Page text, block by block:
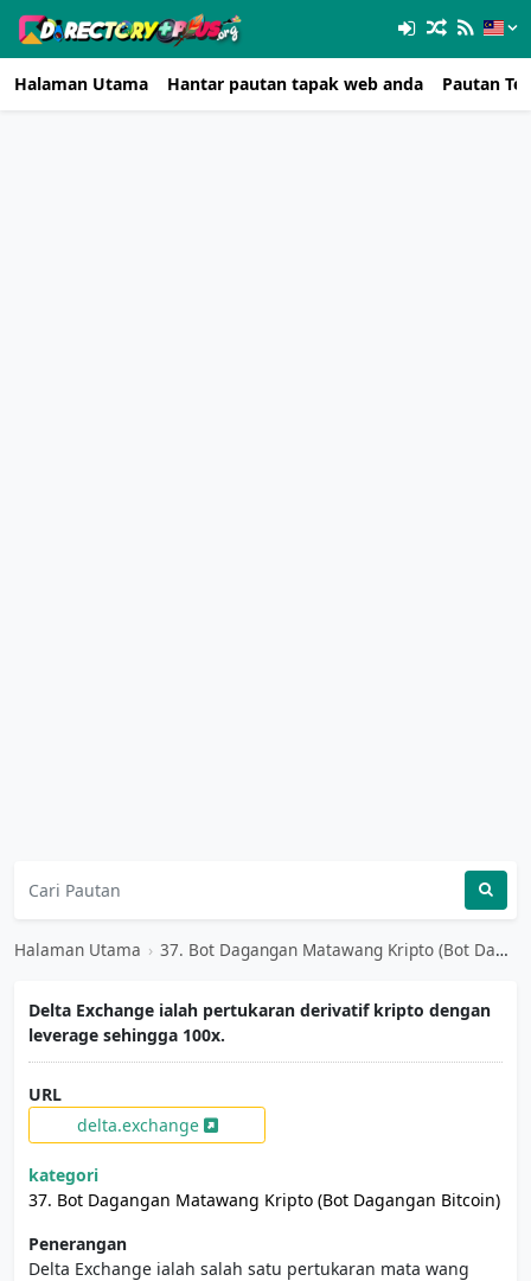
Halaman Utama Hantar pautan tapak web anda Pautan
Halaman Utama › 37. Bot Dagangan Matawang Kripto (Bot Dagangan Bitcoin)
Delta Exchange ialah pertukaran derivatif kripto dengan
leverage sehingga 100x.
URL
delta.exchange
kategori
37. Bot Dagangan Matawang Kripto (Bot Dagangan Bitcoin)
Penerangan
Delta Exchange ialah salah satu pertukaran mata wang